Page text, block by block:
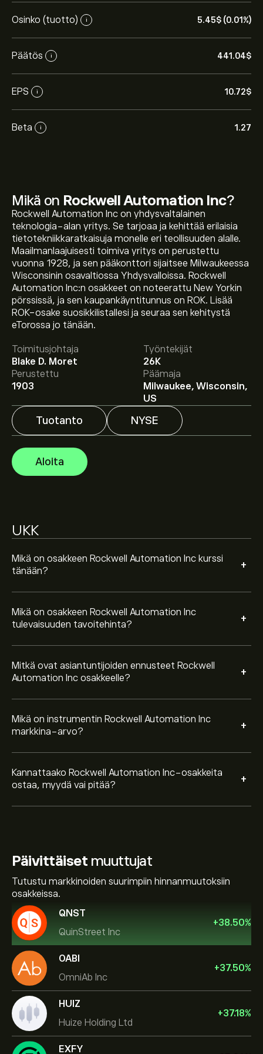
Osinko (tuotto) i 5.45‎$‎ (0.01%)
Päätös i 441.04‎$‎
EPS i 10.72‎$‎
Beta i 1.27
Mikä on Rockwell Automation Inc?
Rockwell Automation Inc on yhdysvaltalainen
teknologia-alan yritys. Se tarjoaa ja kehittää erilaisia
tietotekniikkaratkaisuja monelle eri teollisuuden alalle.
Maailmanlaajuisesti toimiva yritys on perustettu
vuonna 1928, ja sen pääkonttori sijaitsee Milwaukeessa
Wisconsinin osavaltiossa Yhdysvalloissa. Rockwell
Automation Inc:n osakkeet on noteerattu New Yorkin
pörssissä, ja sen kaupankäyntitunnus on ROK. Lisää
ROK-osake suosikkilistallesi ja seuraa sen kehitystä
eTorossa jo tänään.
Toimitusjohtaja
Blake D. Moret
Työntekijät
26K
Perustettu
1903
Päämaja
Milwaukee, Wisconsin,
US
Tuotanto NYSE
Aloita
UKK
Mikä on osakkeen Rockwell Automation Inc kurssi
tänään?
+
Osakkeen ROK hinta tänään on 441.04‎$‎.
Mikä on osakkeen Rockwell Automation Inc
tulevaisuuden tavoitehinta?
+
Keskihinta osakkeelle Rockwell Automation Inc on
441.04‎$‎.
eToroon saadaksesi asiantuntijoiden
Mitkä ovat asiantuntijoiden ennusteet Rockwell
Automation Inc osakkeelle?
+
Asiantuntijoiden ennusteet Rockwell Automation Inc
osakkeelle perustuen markkinatrendeihin,
talousraportteihin ja odotettuun kasvuun. Katso
viimeisimmät ennusteet tulevaisuuden
hintamuutoksille.
Mikä on instrumentin Rockwell Automation Inc
markkina-arvo?
+
Kannattaako Rockwell Automation Inc-osakkeita
ostaa, myydä vai pitää?
+
Perustuen 8 analyytikon suosituksiin koskien ROK
on Kohtalainen Osta.
Päivittäiset muuttujat
Tutustu markkinoiden suurimpiin hinnanmuutoksiin
osakkeissa.
QNST
QuinStreet Inc
+38.50%
OABI
OmniAb Inc
+37.50%
HUIZ
Huize Holding Ltd
+37.18%
EXFY